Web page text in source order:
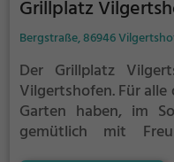
Grillplatz
Bergstraße, 86946
Der Grillplatz
Vilgertshofen.Für
Garten haben, im
gemütlich mit